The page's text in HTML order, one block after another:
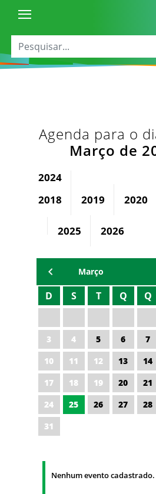
Agenda para o
Março de
2024
2018
2019 2020
2025 2026
Março
D S T Q Q
3
4 5 6 7
10
11 12 13 14
17
18 19 20 21
24
25 26 27 28
31
Nenhum evento cadastrado.